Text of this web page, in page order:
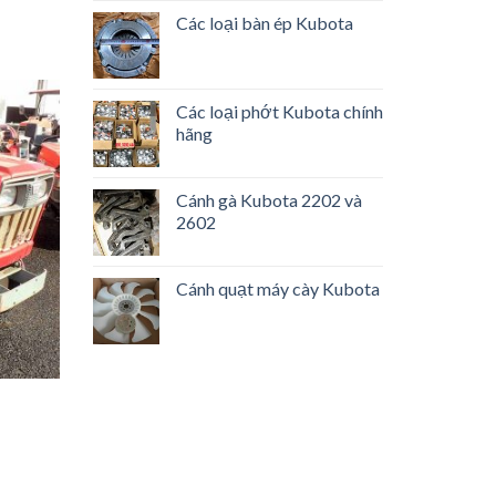
động
kế
Các loại bàn ép Kubota
Các loại phớt Kubota chính
hãng
Cánh gà Kubota 2202 và
2602
Cánh quạt máy cày Kubota